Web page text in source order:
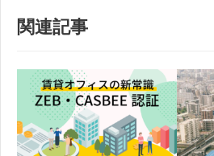
関連記事